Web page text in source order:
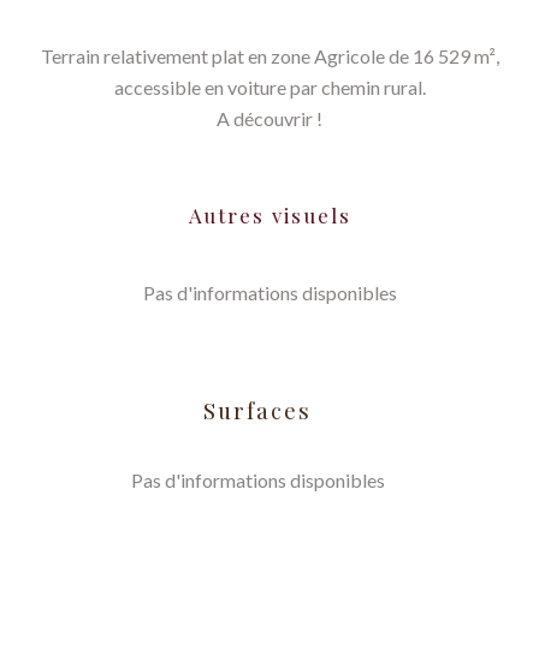
Terrain relativement plat en zone Agricole de 16 529 m²,
accessible en voiture par chemin rural.
A découvrir !
Autres visuels
Pas d'informations disponibles
Surfaces
Pas d'informations disponibles